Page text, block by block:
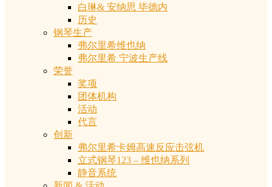
白琳& 安纳思 毕德内
历史
钢琴生产
弗尔里希维也纳
弗尔里希 宁波生产线
荣誉
奖项
团体机构
活动
代言
创新
弗尔里希卡姆高速反应击弦机
立式钢琴123 – 维也纳系列
静音系统